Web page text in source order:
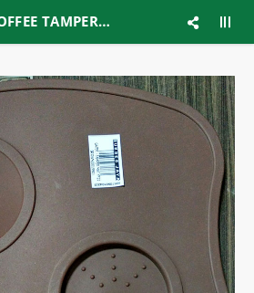
DH - COFFEE TAMPER MAT 6MM (BS-MAT6)